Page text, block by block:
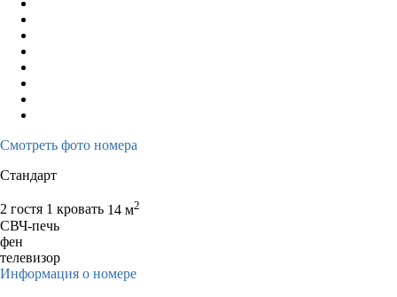
Смотреть фото номера
Стандарт
2 гостя 1 кровать 14 м2
СВЧ-печь
фен
телевизор
Информация о номере